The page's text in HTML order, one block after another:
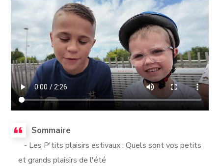
Sommaire
- Les P'tits plaisirs estivaux : Quels sont vos petits
et grands plaisirs de l'été